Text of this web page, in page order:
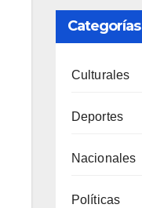
Categorías
Culturales
Deportes
Nacionales
Políticas